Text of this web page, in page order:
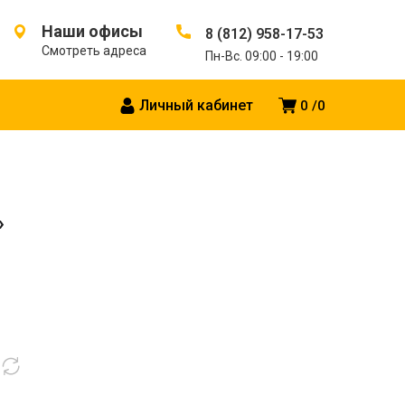
Наши офисы
Смотреть адреса
8 (812) 958-17-53
Пн-Вс. 09:00 - 19:00
0 0
Личный кабинет